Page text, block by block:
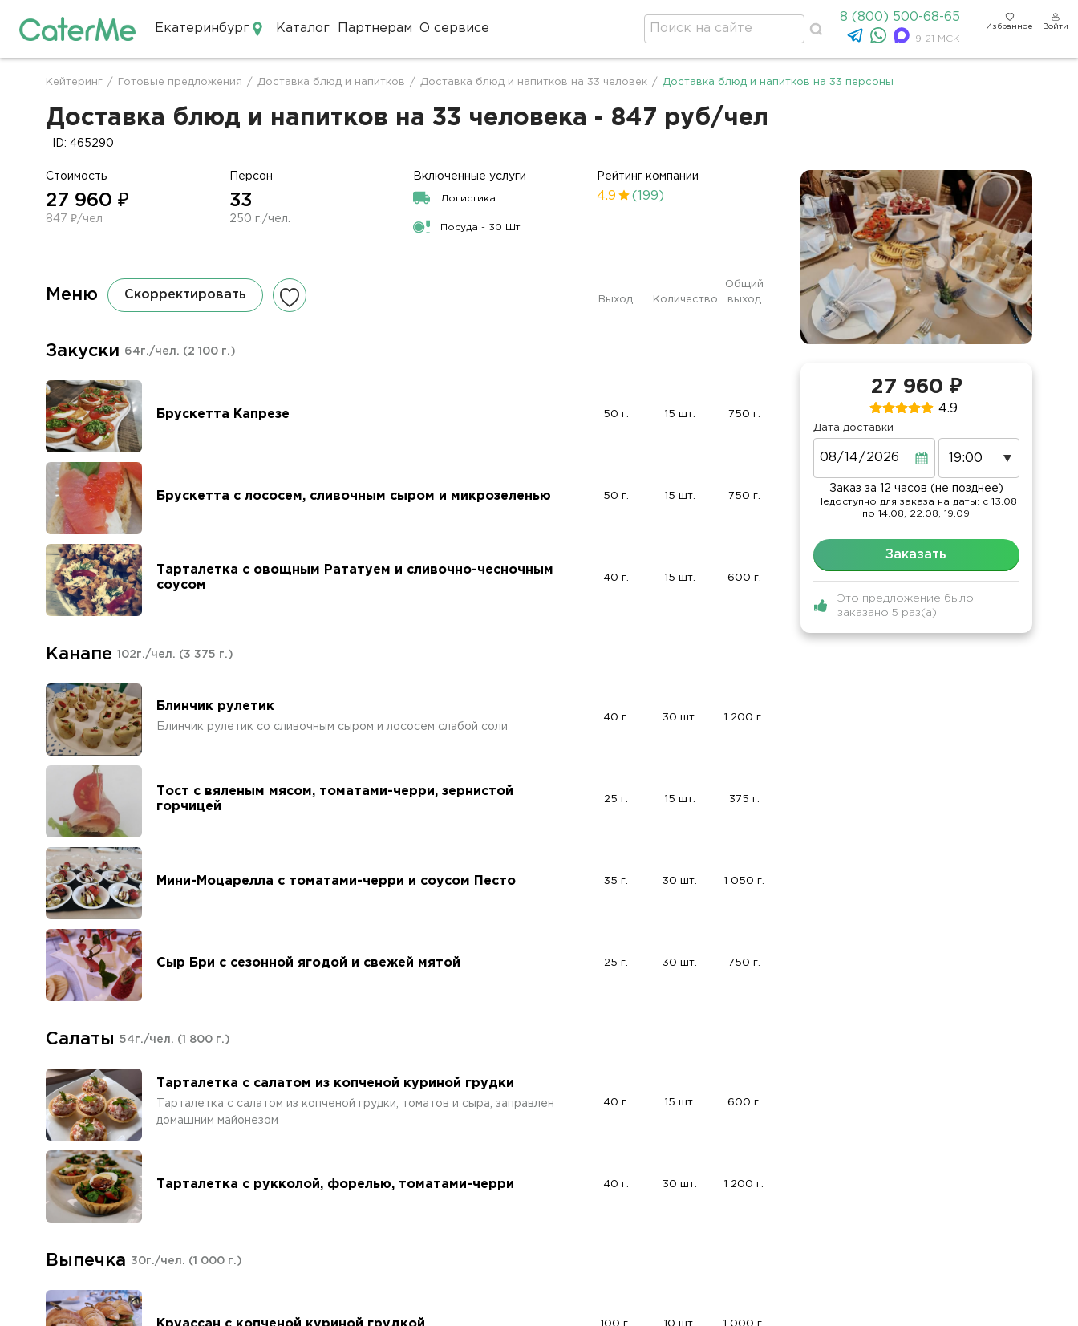
Екатеринбург Каталог Партнерам О сервисе
8 (800) 500-68-65
9-21 МСК
Избранное Войти
Строка
навигации
Кейтеринг / Готовые предложения / Доставка блюд и напитков / Доставка блюд и напитков на 33 человек / Доставка блюд и напитков на 33 персоны
Доставка блюд и напитков на 33 человека - 847 руб/чел
ID: 465290
Стоимость
27 960 ₽
847 ₽/чел
Персон
33
250 г./чел.
Включенные услуги
Логистика
Посуда - 30 Шт
Рейтинг компании
4.9 (199)
Меню Скорректировать Выход Количество
Общий
выход
Закуски 64г./чел. (2 100 г.)
Брускетта Капрезе 50 г. 15 шт. 750 г.
Брускетта с лососем, сливочным сыром и микрозеленью 50 г. 15 шт. 750 г.
Тарталетка с овощным Рататуем и сливочно-чесночным
соусом
40 г. 15 шт. 600 г.
Канапе 102г./чел. (3 375 г.)
Блинчик рулетик
Блинчик рулетик со сливочным сыром и лососем слабой соли
40 г. 30 шт. 1 200 г.
Тост с вяленым мясом, томатами-черри, зернистой
горчицей
25 г. 15 шт. 375 г.
Мини-Моцарелла с томатами-черри и соусом Песто 35 г. 30 шт. 1 050 г.
Сыр Бри с сезонной ягодой и свежей мятой 25 г. 30 шт. 750 г.
Салаты 54г./чел. (1 800 г.)
Тарталетка с салатом из копченой куриной грудки
Тарталетка с салатом из копченой грудки, томатов и сыра, заправлен
домашним майонезом
40 г. 15 шт. 600 г.
Тарталетка с рукколой, форелью, томатами-черри 40 г. 30 шт. 1 200 г.
Выпечка 30г./чел. (1 000 г.)
Круассан с копченой куриной грудкой 100 г. 10 шт. 1 000 г.
27 960 ₽
4.9
Дата доставки
Заказ за 12 часов (не позднее)
Недоступно для заказа на даты: c 13.08
по 14.08, 22.08, 19.09
Заказать
Это предложение было
заказано 5 раз(а)